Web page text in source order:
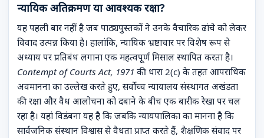
न्यायिक अतिक्रमण या आवश्यक रक्षा?
यह पहली बार नहीं है जब पाठ्यपुस्तकों ने उनके वैचारिक ढांचे को लेकर
विवाद उत्पन्न किया है। हालांकि, न्यायिक भ्रष्टाचार पर विशेष रूप से
अध्याय पर प्रतिबंध लगाना एक महत्वपूर्ण मिसाल स्थापित करता है।
Contempt of Courts Act, 1971 की धारा 2(c) के तहत आपराधिक
अवमानना का उल्लेख करते हुए, सर्वोच्च न्यायालय संस्थागत अखंडता
की रक्षा और वैध आलोचना को दबाने के बीच एक बारीक रेखा पर चल
रहा है। यहां विडंबना यह है कि जबकि न्यायपालिका का मानना है कि
सार्वजनिक संस्थान विश्वास से वैधता प्राप्त करते हैं, शैक्षणिक संवाद पर